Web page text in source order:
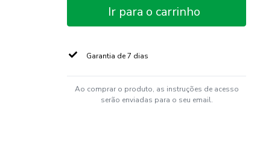
Ir para o carrinho
Garantia de 7 dias
Ao comprar o produto, as instruções de acesso
serão enviadas para o seu email.